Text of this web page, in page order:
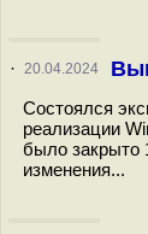
· 20.04.2024
Состоялся
реализации
было закрыто
изменения...